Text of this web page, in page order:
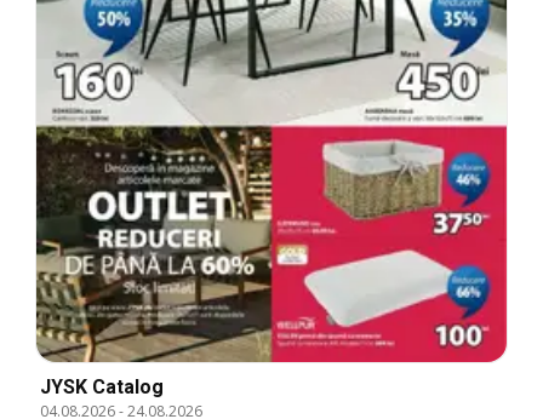
JYSK Catalog
04.08.2026-24.08.2026